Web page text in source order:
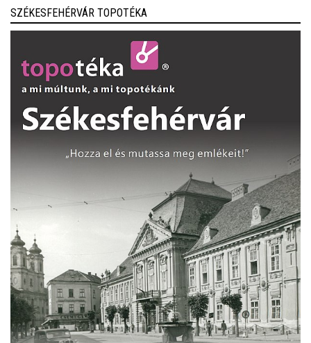
SZÉKESFEHÉRVÁR TOPOTÉKA